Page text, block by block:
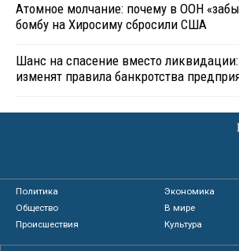
Атомное молчание: почему в ООН
бомбу на Хиросиму сбросили США
Шанс на спасение вместо
изменят правила банкротства
Политика
Экономика
Общество
В мире
Происшествия
Культура